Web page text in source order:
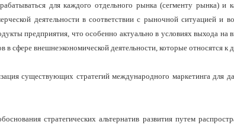
для каждого отдельного рынка (сегменту рынка)
деятельности в соответствии с рыночной ситуацией и
предприятия, что особенно актуально в условиях выхода
в сфере внешнеэкономической деятельности, которые
существующих стратегий международного маркетинга
стратегических альтернатив развития путем